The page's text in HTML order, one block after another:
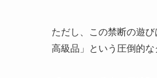
ただし、この禁断の遊
高級品」という圧倒的